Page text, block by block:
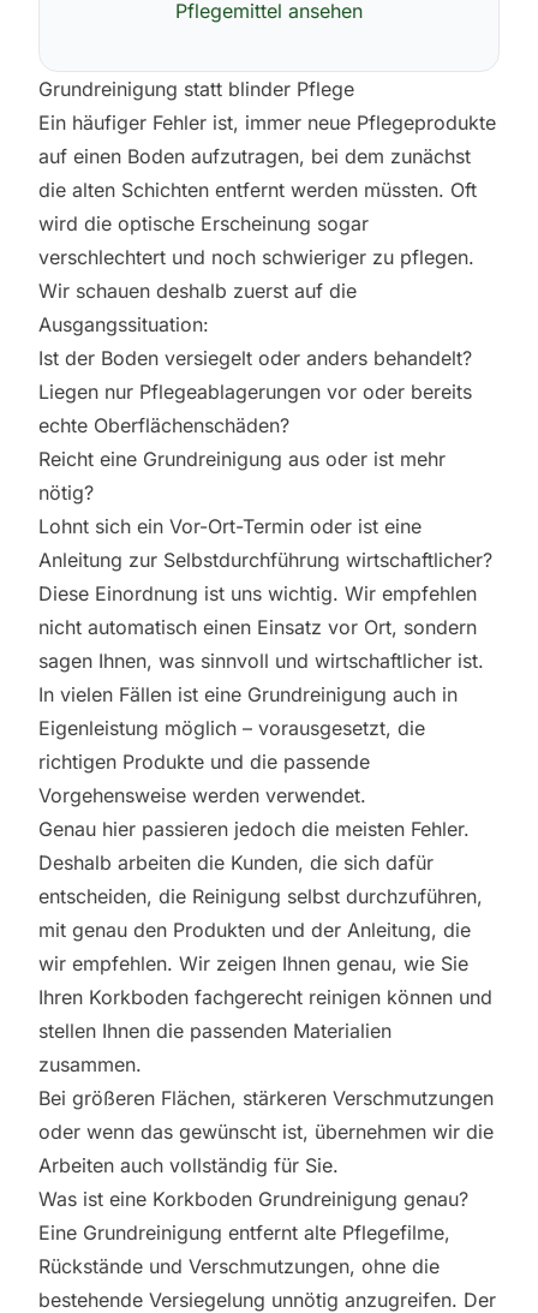
Pflegemittel ansehen
Grundreinigung statt blinder Pflege
Ein häufiger Fehler ist, immer neue Pflegeprodukte
auf einen Boden aufzutragen, bei dem zunächst
die alten Schichten entfernt werden müssten. Oft
wird die optische Erscheinung sogar
verschlechtert und noch schwieriger zu pflegen.
Wir schauen deshalb zuerst auf die
Ausgangssituation:
Ist der Boden versiegelt oder anders behandelt?
Liegen nur Pflegeablagerungen vor oder bereits
echte Oberflächenschäden?
Reicht eine Grundreinigung aus oder ist mehr
nötig?
Lohnt sich ein Vor-Ort-Termin oder ist eine
Anleitung zur Selbstdurchführung wirtschaftlicher?
Diese Einordnung ist uns wichtig. Wir empfehlen
nicht automatisch einen Einsatz vor Ort, sondern
sagen Ihnen, was sinnvoll und wirtschaftlicher ist.
In vielen Fällen ist eine Grundreinigung auch in
Eigenleistung möglich – vorausgesetzt, die
richtigen Produkte und die passende
Vorgehensweise werden verwendet.
Genau hier passieren jedoch die meisten Fehler.
Deshalb arbeiten die Kunden, die sich dafür
entscheiden, die Reinigung selbst durchzuführen,
mit genau den Produkten und der Anleitung, die
wir empfehlen. Wir zeigen Ihnen genau, wie Sie
Ihren Korkboden fachgerecht reinigen können und
stellen Ihnen die passenden Materialien
zusammen.
Bei größeren Flächen, stärkeren Verschmutzungen
oder wenn das gewünscht ist, übernehmen wir die
Arbeiten auch vollständig für Sie.
Was ist eine Korkboden Grundreinigung genau?
Eine Grundreinigung entfernt alte Pflegefilme,
Rückstände und Verschmutzungen, ohne die
bestehende Versiegelung unnötig anzugreifen. Der